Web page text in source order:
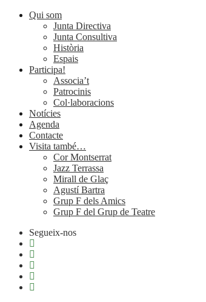
Qui som
Junta Directiva
Junta Consultiva
Història
Espais
Participa!
Associa’t
Patrocinis
Col·laboracions
Notícies
Agenda
Contacte
Visita també…
Cor Montserrat
Jazz Terrassa
Mirall de Glaç
Agustí Bartra
Grup F dels Amics
Grup F del Grup de Teatre
Segueix-nos